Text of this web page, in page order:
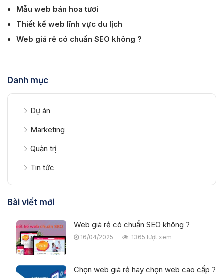
Mẫu web bán hoa tươi
Thiết kế web lĩnh vực du lịch
Web giá rẻ có chuẩn SEO không ?
Danh mục
Dự án
Marketing
Quản trị
Tin tức
Bài viết mới
Web giá rẻ có chuẩn SEO không ?
16/04/2025 1365 lượt xem
Chọn web giá rẻ hay chọn web cao cấp ?